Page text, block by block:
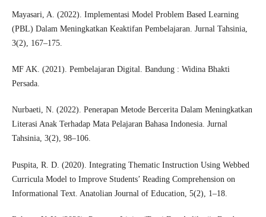
Mayasari, A. (2022). Implementasi Model Problem Based Learning
(PBL) Dalam Meningkatkan Keaktifan Pembelajaran. Jurnal Tahsinia,
3(2), 167–175.
MF AK. (2021). Pembelajaran Digital. Bandung : Widina Bhakti
Persada.
Nurbaeti, N. (2022). Penerapan Metode Bercerita Dalam Meningkatkan
Literasi Anak Terhadap Mata Pelajaran Bahasa Indonesia. Jurnal
Tahsinia, 3(2), 98–106.
Puspita, R. D. (2020). Integrating Thematic Instruction Using Webbed
Curricula Model to Improve Students’ Reading Comprehension on
Informational Text. Anatolian Journal of Education, 5(2), 1–18.